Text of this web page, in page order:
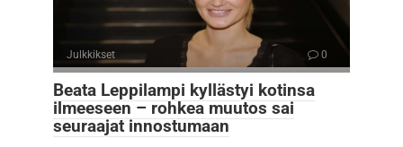
Julkkikset 0
Beata Leppilampi kyllästyi kotinsa
ilmeeseen – rohkea muutos sai
seuraajat innostumaan